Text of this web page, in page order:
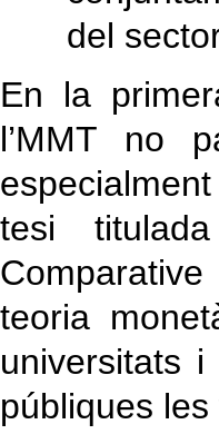
del
En la
l’MMT no
tesi
teoria
universitats
públiques